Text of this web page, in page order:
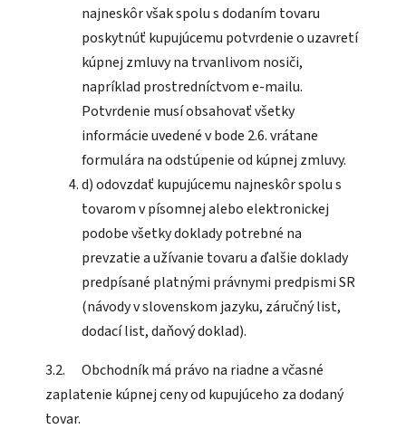
najneskôr však spolu s dodaním tovaru
poskytnúť kupujúcemu potvrdenie o uzavretí
kúpnej zmluvy na trvanlivom nosiči,
napríklad prostredníctvom e-mailu.
Potvrdenie musí obsahovať všetky
informácie uvedené v bode 2.6. vrátane
formulára na odstúpenie od kúpnej zmluvy.
d) odovzdať kupujúcemu najneskôr spolu s
tovarom v písomnej alebo elektronickej
podobe všetky doklady potrebné na
prevzatie a užívanie tovaru a ďalšie doklady
predpísané platnými právnymi predpismi SR
(návody v slovenskom jazyku, záručný list,
dodací list, daňový doklad).
3.2. Obchodník má právo na riadne a včasné
zaplatenie kúpnej ceny od kupujúceho za dodaný
tovar.